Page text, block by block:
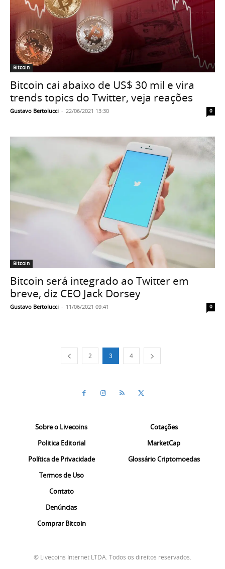
Bitcoin
Bitcoin cai abaixo de US$ 30 mil e vira
trends topics do Twitter, veja reações
Gustavo Bertolucci - 22/06/2021 13:30 0
Bitcoin
Bitcoin será integrado ao Twitter em
breve, diz CEO Jack Dorsey
Gustavo Bertolucci - 11/06/2021 09:41 0
2 3 4
Sobre o Livecoins
Politica Editorial
Política de Privacidade
Termos de Uso
Contato
Denúncias
Comprar Bitcoin
Cotações
MarketCap
Glossário Criptomoedas
© Livecoins Internet LTDA. Todos os direitos reservados.